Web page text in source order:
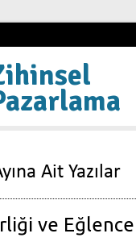
Ait Yazılar
ve Eğlence